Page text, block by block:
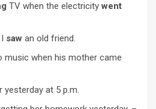
TV when the electricitywent
saw an old friend.
music when his mother came
yesterday at 5 p.m.